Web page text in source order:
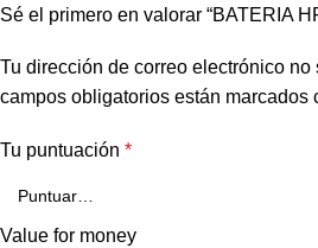
Sé el primero en valorar “BATERIA
Tu dirección de correo electrónico no
campos obligatorios están marcados
Tu puntuación *
Value for money